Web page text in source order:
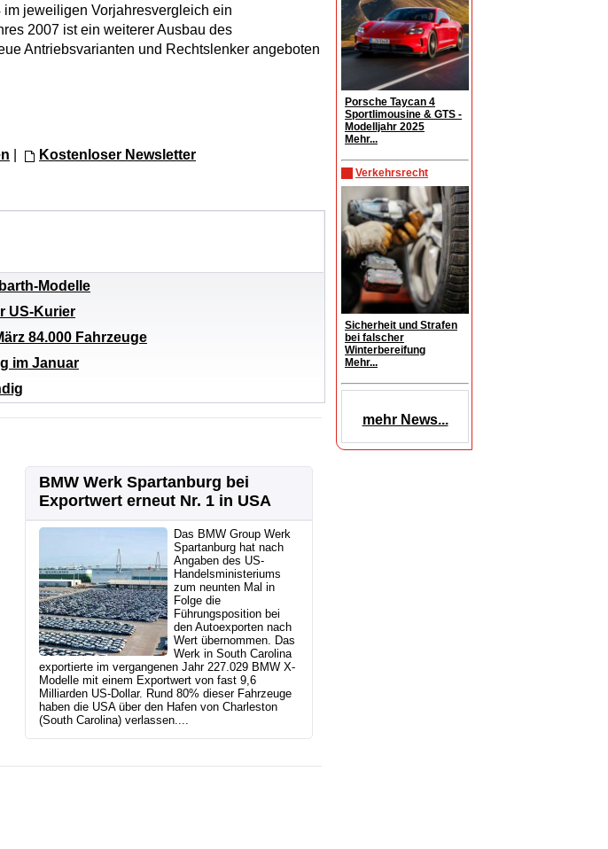
Porsche Taycan 4
Sportlimousine & GTS -
Modelljahr 2025
Mehr...
Verkehrsrecht
Sicherheit und Strafen
bei falscher
Winterbereifung
Mehr...
mehr News...
jeweiligen Vorjahresvergleich ein
2007 ist ein weiterer Ausbau des
Antriebsvarianten und Rechtslenker angeboten
Kostenloser Newsletter
Modelle
US-Kurier
84.000 Fahrzeuge
im Januar
BMW Werk Spartanburg bei
Exportwert erneut Nr. 1 in USA
Das BMW Group Werk
Spartanburg hat nach
Angaben des US-
Handelsministeriums
zum neunten Mal in
Folge die
Führungsposition bei
den Autoexporten nach
Wert übernommen. Das
Werk in South Carolina
exportierte im vergangenen Jahr 227.029 BMW X-
Modelle mit einem Exportwert von fast 9,6
Milliarden US-Dollar. Rund 80% dieser Fahrzeuge
haben die USA über den Hafen von Charleston
(South Carolina) verlassen....